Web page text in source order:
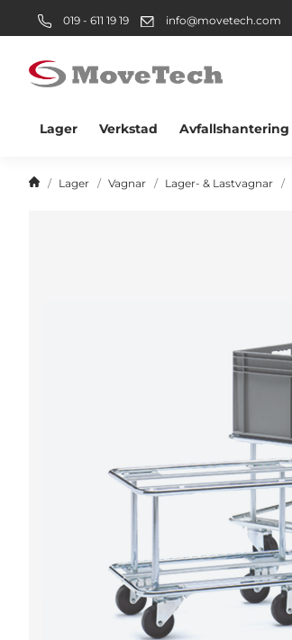
019 - 611 19 19 info@movetech.com
Lager Verkstad Avfallshantering
Lager Vagnar Lager- & Lastvagnar